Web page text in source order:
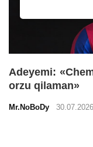
Adeyemi:
orzu qilaman»
Mr.NoBoDy